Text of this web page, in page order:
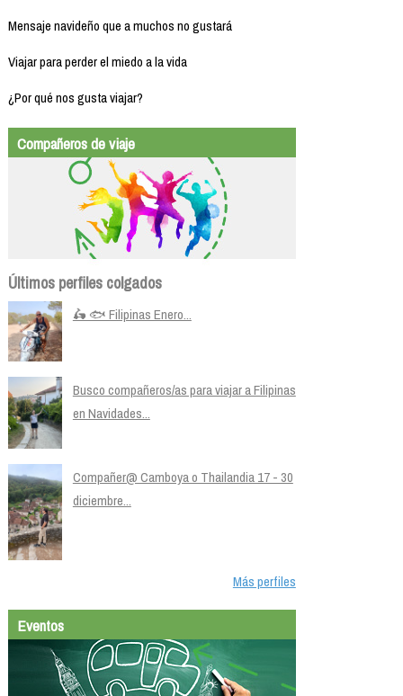
Mensaje navideño que a muchos no gustará
Viajar para perder el miedo a la vida
¿Por qué nos gusta viajar?
Compañeros de viaje
Últimos perfiles colgados
🛵 🐟 Filipinas Enero...
Busco compañeros/as para viajar a Filipinas
en Navidades...
Compañer@ Camboya o Thailandia 17 - 30
diciembre...
Más perfiles
Eventos